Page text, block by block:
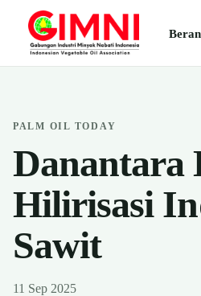
PALM OIL TODAY
Danantara
Hilirisasi
Sawit
11 Sep 2025